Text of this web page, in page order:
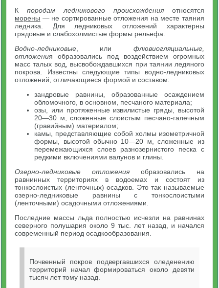
Кпородам ледникового происхожденияотносятся
морены — не сортированные отложения на месте таяния
ледника. Для ледниковых отложений характерны
грядовые и слабохолмистые формы рельефа.
Водно-ледниковые , или флювиогляциальные,
отложения образовались под воздействием огромных
масс талых вод, высвобождавшихся при таянии ледяного
покрова. Известны следующие типы водно-ледниковых
отложений, отличающиеся формой и составом:
зандровые равнины, образованные осаждением
обломочного, в основном, песчаного материала;
озы, или протяженные извилистые гряды, высотой
20—30 м, сложенные слоистым песчано-галечным
(гравийным) материалом;
камы, представляющие собой холмы изометричной
формы, высотой обычно 10—20 м, сложенные из
перемежающихся слоев разнозернистого песка с
редкими включениями валунов и глины.
Озерно-ледниковые отложения образовались на
равнинных территориях в водоемах и состоят из
тонкослоистых (ленточных) осадков. Это так называемые
озерно-ледниковые равнины с тонкослоистыми
(ленточными) осадочными отложениями.
Последние массы льда полностью исчезли на равнинах
северного полушария около 9 тыс. лет назад, и начался
современный период осадкообразования.
Почвенный покров подвергавшихся оледенению
территорий начал формироваться около девяти
тысяч лет тому назад.